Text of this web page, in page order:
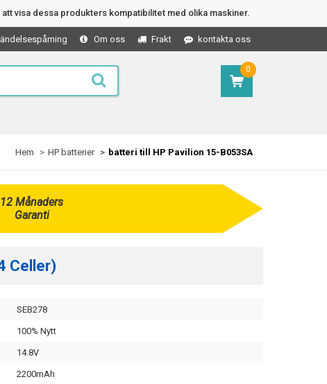
visa dessa produkters kompatibilitet med olika maskiner.
kontakta oss
Frakt
Om oss
0
Hem HP batterier batteri till HP Pavilion 15-B053SA
12 Månaders
Garanti
Celler)
SEB278
100% Nytt
14.8V
2200mAh